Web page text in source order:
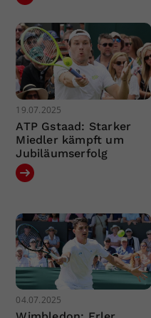
19.07.2025
ATP Gstaad: Starker
Miedler kämpft um
Jubiläumserfolg
04.07.2025